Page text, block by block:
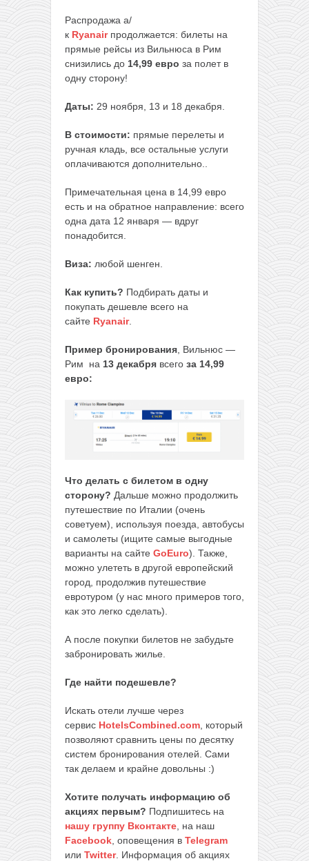
Распродажа а/
к Ryanairпродолжается: билеты на
прямые рейсы из Вильнюса в Рим
снизились до 14,99 евро за полет в
одну сторону!
Даты: 29 ноября, 13 и 18 декабря.
В стоимости: прямые перелеты и
ручная кладь, все остальные услуги
оплачиваются дополнительно..
Примечательная цена в 14,99 евро
есть и на обратное направление: всего
одна дата 12 января — вдруг
понадобится.
Виза: любой шенген.
Как купить? Подбирать даты и
покупать дешевле всего на
сайте Ryanair.
Пример бронирования , Вильнюс —
Рим на 13 декабря всего за 14,99
евро:
Что делать с билетом в одну
сторону? Дальше можно продолжить
путешествие по Италии (очень
советуем), используя поезда, автобусы
и самолеты (ищите самые выгодные
варианты на сайте GoEuro). Также,
можно улететь в другой европейский
город, продолжив путешествие
евротуром (у нас много примеров того,
как это легко сделать).
А после покупки билетов не забудьте
забронировать жилье.
Где найти подешевле?
Искать отели лучше через
сервис HotelsCombined.com , который
позволяют сравнить цены по десятку
систем бронирования отелей. Сами
так делаем и крайне довольны :)
Хотите получать информацию об
акциях первым? Подпишитесь на
нашу группу Вконтакте , на наш
Facebook , оповещения в Telegram
или Twitter. Информация об акциях